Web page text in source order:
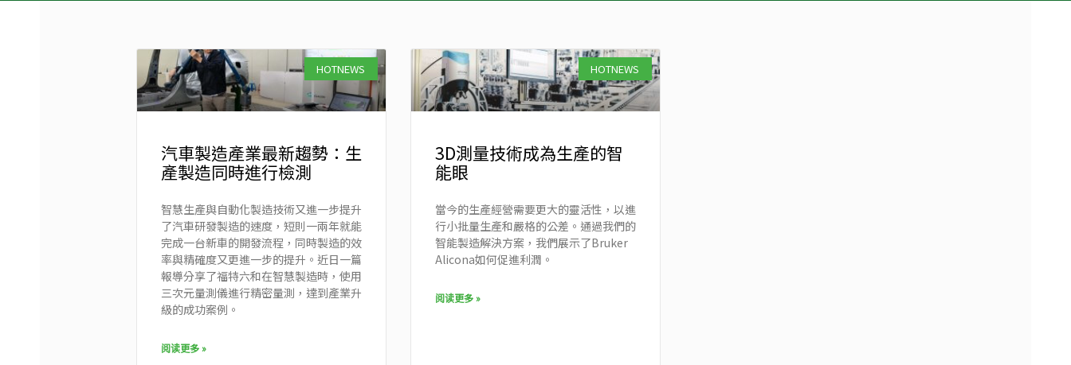
HOTNEWS
汽車製造產業最新趨勢：生
產製造同時進行檢測
智慧生產與自動化製造技術又進一步提升
了汽車研發製造的速度，短則一兩年就能
完成一台新車的開發流程，同時製造的效
率與精確度又更進一步的提升。近日一篇
報導分享了福特六和在智慧製造時，使用
三次元量測儀進行精密量測，達到產業升
級的成功案例。
阅读更多 »
HOTNEWS
3D測量技術成為生產的智
能眼
當今的生產經營需要更大的靈活性，以進
行小批量生產和嚴格的公差。通過我們的
智能製造解決方案，我們展示了Bruker
Alicona如何促進利潤。
阅读更多 »